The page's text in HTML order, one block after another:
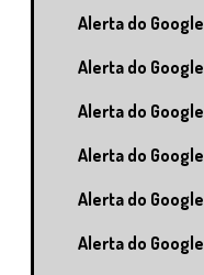
Alerta do
Alerta do
Alerta do
Alerta do
Alerta do
Alerta do